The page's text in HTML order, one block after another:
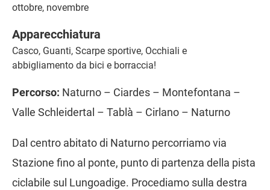
ottobre, novembre
Apparecchiatura
Casco, Guanti, Scarpe sportive, Occhiali e
abbigliamento da bici e borraccia!
Percorso: Naturno – Ciardes – Montefontana –
Valle Schleidertal – Tablà – Cirlano – Naturno
Dal centro abitato di Naturno percorriamo via
Stazione fino al ponte, punto di partenza della pista
ciclabile sul Lungoadige. Procediamo sulla destra